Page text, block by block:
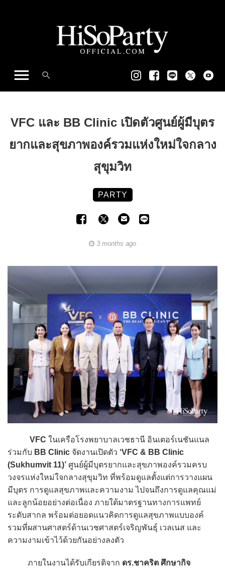
VFC และ BB Clinic เปิดตัวศูนย์ผู้มีบุตร
ยากและสุขภาพองค์รวมแห่งใหม่ใจกลาง
สุขุมวิท
PARTY
3 months ago
VFC ในเครือโรงพยาบาลเวชธานี อินเตอร์เนชันแนล
ร่วมกับ BB Clinic จัดงานเปิดตัว ‘VFC & BB Clinic
(Sukhumvit 11)’ ศูนย์ผู้มีบุตรยากและสุขภาพองค์รวมครบ
วงจรแห่งใหม่ใจกลางสุขุมวิท ที่พร้อมดูแลตั้งแต่การวางแผน
มีบุตร การดูแลสุขภาพและความงาม ไปจนถึงการดูแลคุณแม่
และลูกน้อยอย่างต่อเนื่อง ภายใต้มาตรฐานทางการแพทย์
ระดับสากล พร้อมต่อยอดแนวคิดการดูแลสุขภาพแบบองค์
รวมที่ผสานศาสตร์ด้านเวชศาสตร์เจริญพันธุ์ เวลเนส และ
ความงามเข้าไว้ด้วยกันอย่างลงตัว
ภายในงานได้รับเกียรติจาก ดร.ชาคริต ศึกษากิจ